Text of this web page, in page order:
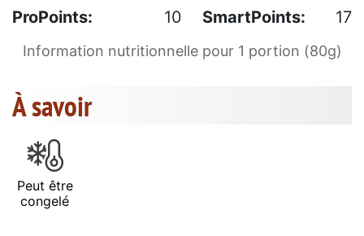
ProPoints:
10 SmartPoints: 17
Information nutritionnelle pour 1 portion (80g)
À savoir
Peut être
congelé